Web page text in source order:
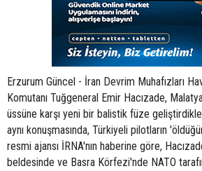
Erzurum Güncel - İran Devrim Muhafızları
Komutanı Tuğgeneral Emir Hacızade,
üssüne karşı yeni bir balistik füze
aynı konuşmasında, Türkiyeli pilotların
resmi ajansı İRNA'nın haberine göre,
beldesinde ve Basra Körfezi'nde NATO